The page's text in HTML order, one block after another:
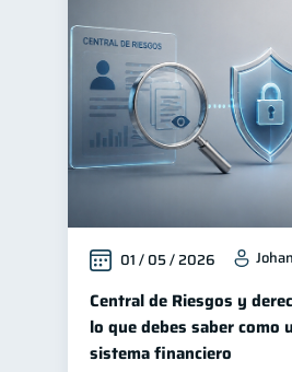
01 / 05 / 2026
Central de Riesgos y
lo que debes saber como
sistema financiero